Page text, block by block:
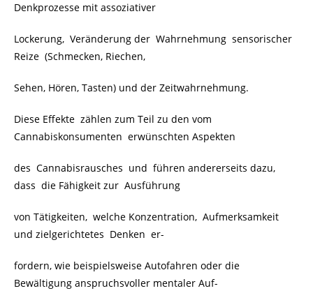
Denkprozesse mit assoziativer
Lockerung, Veränderung der Wahrnehmung sensorischer
Reize (Schmecken, Riechen,
Sehen, Hören, Tasten) und der Zeitwahrnehmung.
Diese Effekte zählen zum Teil zu den vom
Cannabiskonsumenten erwünschten Aspekten
des Cannabisrausches und führen andererseits dazu,
dass die Fähigkeit zur Ausführung
von Tätigkeiten, welche Konzentration, Aufmerksamkeit
und zielgerichtetes Denken er-
fordern, wie beispielsweise Autofahren oder die
Bewältigung anspruchsvoller mentaler Auf-